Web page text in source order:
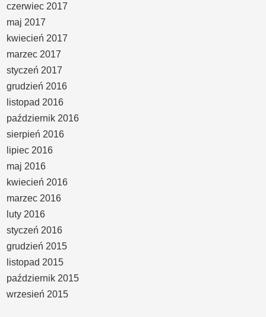
czerwiec 2017
maj 2017
kwiecień 2017
marzec 2017
styczeń 2017
grudzień 2016
listopad 2016
październik 2016
sierpień 2016
lipiec 2016
maj 2016
kwiecień 2016
marzec 2016
luty 2016
styczeń 2016
grudzień 2015
listopad 2015
październik 2015
wrzesień 2015